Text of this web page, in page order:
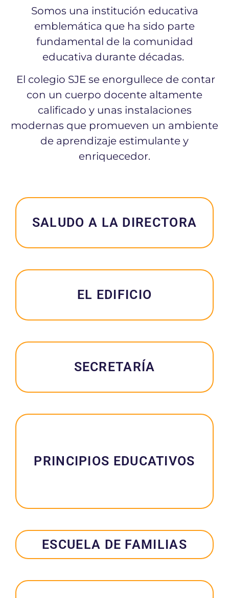
Somos una institución educativa
emblemática que ha sido parte
fundamental de la comunidad
educativa durante décadas.
El colegio SJE se enorgullece de contar
con un cuerpo docente altamente
calificado y unas instalaciones
modernas que promueven un ambiente
de aprendizaje estimulante y
enriquecedor.
SALUDO A LA DIRECTORA
EL EDIFICIO
SECRETARÍA
PRINCIPIOS EDUCATIVOS
ESCUELA DE FAMILIAS